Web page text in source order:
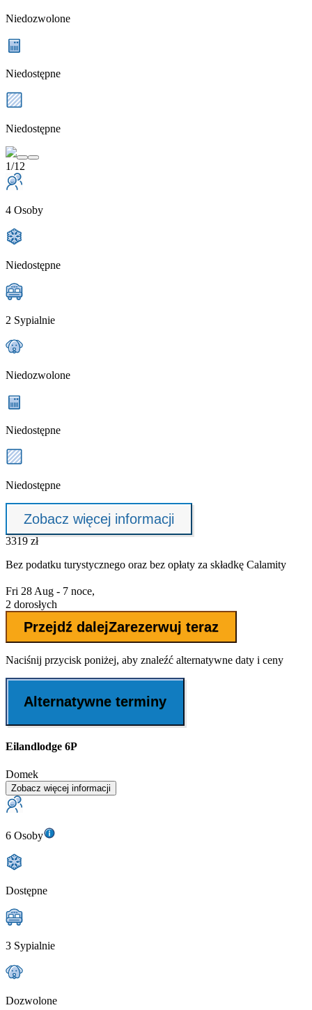
Niedozwolone
Niedostępne
Niedostępne
1/12
4 Osoby
Niedostępne
2 Sypialnie
Niedozwolone
Niedostępne
Niedostępne
Zobacz więcej informacji
3319 zł
Bez podatku turystycznego oraz bez opłaty za składkę Calamity
Fri 28 Aug - 7 noce,
2 dorosłych
Przejdź dalejZarezerwuj teraz
Naciśnij przycisk poniżej, aby znaleźć alternatywne daty i ceny
Alternatywne terminy
Eilandlodge 6P
Domek
Zobacz więcej informacji
6 Osoby
Dostępne
3 Sypialnie
Dozwolone